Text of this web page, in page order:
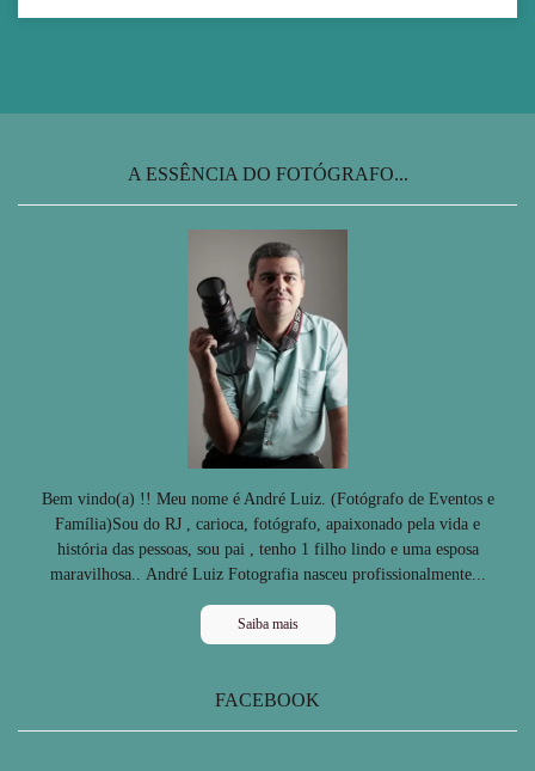
A ESSÊNCIA DO FOTÓGRAFO...
Bem vindo(a) !! Meu nome é André Luiz. (Fotógrafo de Eventos e
Família)Sou do RJ , carioca, fotógrafo, apaixonado pela vida e
história das pessoas, sou pai , tenho 1 filho lindo e uma esposa
maravilhosa.. André Luiz Fotografia nasceu profissionalmente...
Saiba mais
FACEBOOK